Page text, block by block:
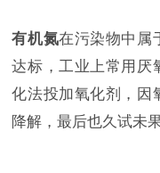
有机氮在污染物中属
达标，工业上常用厌
化法投加氧化剂，因
降解，最后也久试未果